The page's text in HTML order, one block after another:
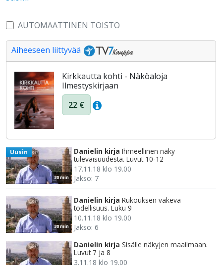
AUTOMAATTINEN TOISTO
Aiheeseen liittyvää
Kirkkautta kohti - Näköaloja
Ilmestyskirjaan
22 €
30 min
Uusin Danielin kirja Ihmeellinen näky
tulevaisuudesta. Luvut 10-12
17.11.18 klo 19.00
Jakso: 7
30 min
Danielin kirja Rukouksen väkevä
todellisuus. Luku 9
10.11.18 klo 19.00
Jakso: 6
Danielin kirja Sisälle näkyjen maailmaan.
Luvut 7 ja 8
3.11.18 klo 19.00